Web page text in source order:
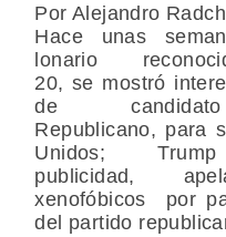
Por Alejandro
Hace unas
lonario
20, se mostró
de
Republicano, para
Unidos;
publicidad,
xenofóbicos por
del partido